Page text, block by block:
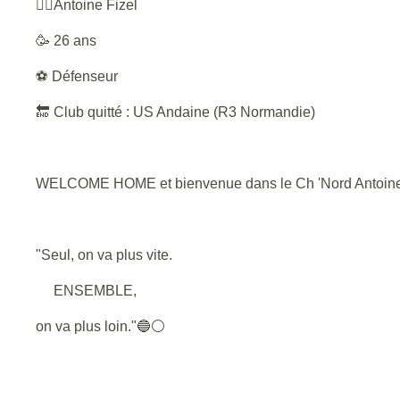
🙋‍♂️Antoine Fizel
🥳 26 ans
⚽ Défenseur
🔚 Club quitté : US Andaine (R3 Normandie)
WELCOME HOME et bienvenue dans le Ch 'Nord
"Seul, on va plus vite.
ENSEMBLE,
on va plus loin."🔵⚪️